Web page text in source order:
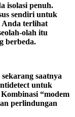
isolasi penuh.
sendiri untuk
Anda terlihat
olah itu
berbeda.
saatnya
untuk
“modem
perlindungan